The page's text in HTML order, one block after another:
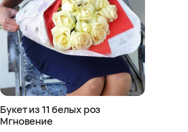
Букет из 11 белых роз
Мгновение